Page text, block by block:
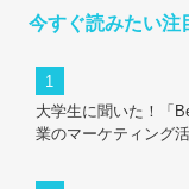
今すぐ読みたい注
大学生に聞いた！「
業のマーケティング